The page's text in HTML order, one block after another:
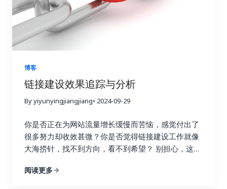
博客
链接建设效果追踪与分析
By yiyunyingjiangjiang• 2024-09-29
你是否正在为网站流量增长缓慢而苦恼，感觉付出了
很多努力却收效甚微？你是否觉得链接建设工作就像
大海捞针，找不到方向，看不到希望？ 别担心，这篇
七天内让你的链接建设效果翻倍，实现网站流量的显
阅读更多